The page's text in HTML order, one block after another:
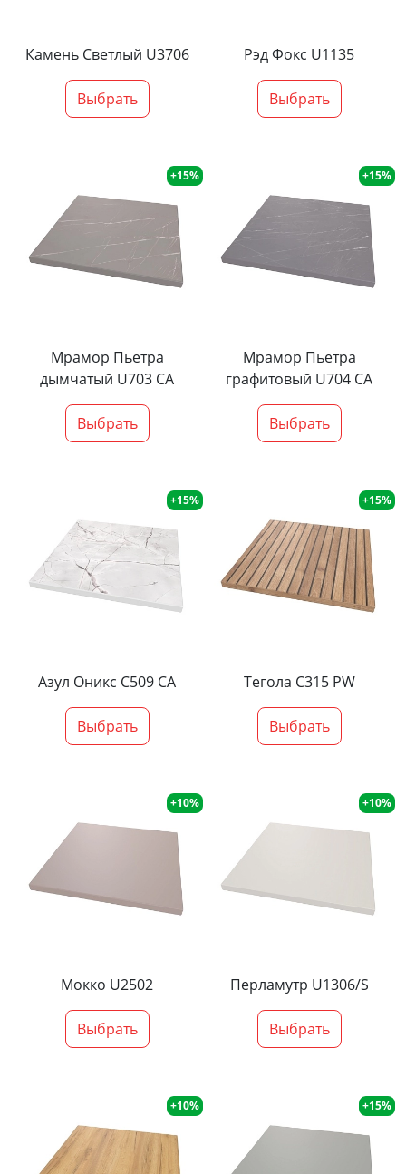
Камень Светлый U3706
Выбрать
Рэд Фокс U1135
Выбрать
+15%
Мрамор Пьетра
дымчатый U703 CA
Выбрать
+15%
Мрамор Пьетра
графитовый U704 CA
Выбрать
+15%
Азул Оникс С509 СА
Выбрать
+15%
Тегола С315 PW
Выбрать
+10%
Мокко U2502
Выбрать
+10%
Перламутр U1306/S
Выбрать
+10% +15%